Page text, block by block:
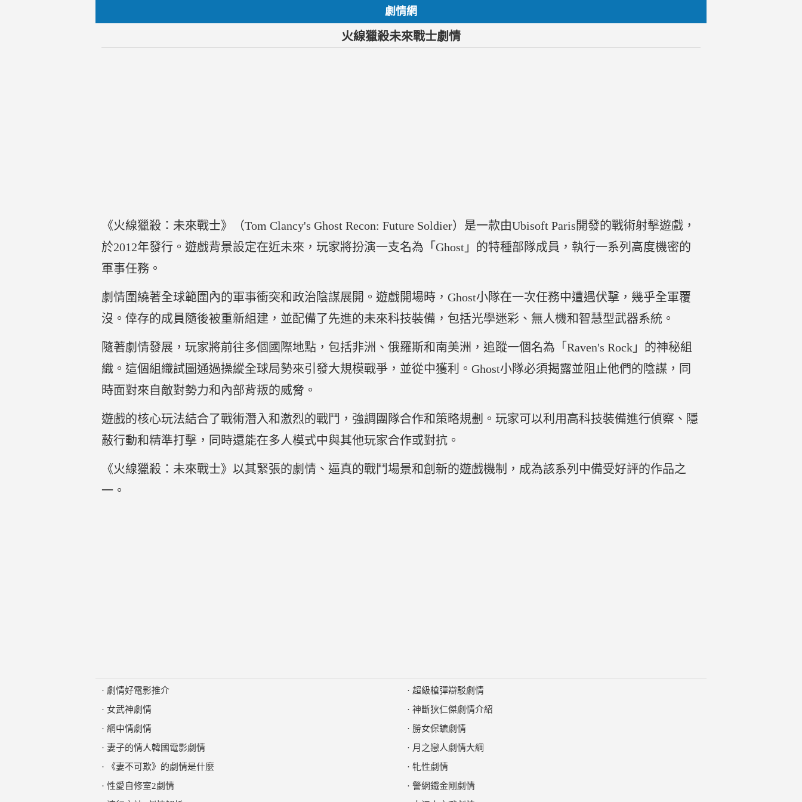
劇情網
火線獵殺未來戰士劇情
《火線獵殺：未來戰士》（Tom Clancy's Ghost Recon: Future Soldier）是一款由Ubisoft Paris開發的戰術射擊遊戲，
於2012年發行。遊戲背景設定在近未來，玩家將扮演一支名為「Ghost」的特種部隊成員，執行一系列高度機密的
軍事任務。
劇情圍繞著全球範圍內的軍事衝突和政治陰謀展開。遊戲開場時，Ghost小隊在一次任務中遭遇伏擊，幾乎全軍覆
沒。倖存的成員隨後被重新組建，並配備了先進的未來科技裝備，包括光學迷彩、無人機和智慧型武器系統。
隨著劇情發展，玩家將前往多個國際地點，包括非洲、俄羅斯和南美洲，追蹤一個名為「Raven's Rock」的神秘組
織。這個組織試圖通過操縱全球局勢來引發大規模戰爭，並從中獲利。Ghost小隊必須揭露並阻止他們的陰謀，同
時面對來自敵對勢力和內部背叛的威脅。
遊戲的核心玩法結合了戰術潛入和激烈的戰鬥，強調團隊合作和策略規劃。玩家可以利用高科技裝備進行偵察、隱
蔽行動和精準打擊，同時還能在多人模式中與其他玩家合作或對抗。
《火線獵殺：未來戰士》以其緊張的劇情、逼真的戰鬥場景和創新的遊戲機制，成為該系列中備受好評的作品之
一。
· 劇情好電影推介
· 女武神劇情
· 網中情劇情
· 妻子的情人韓國電影劇情
·
《妻不可欺》的劇情是什麼
· 性愛自修室2劇情
· 超級槍彈辯駁劇情
· 神斷狄仁傑劇情介紹
· 勝女保鑣劇情
· 月之戀人劇情大綱
· 牝性劇情
· 警網鐵金剛劇情